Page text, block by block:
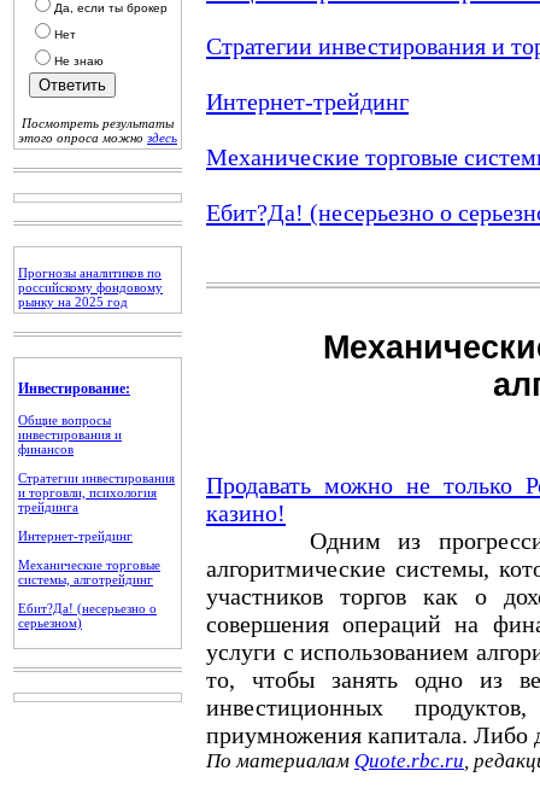
Да, если ты брокер
Нет
Не знаю
Посмотреть результаты
этого опроса можно здесь
Прогнозы аналитиков по
российскому фондовому
рынку на 2025 год
Инвестирование:
Общие вопросы
инвестирования и
финансов
Стратегии инвестирования
и торговли, психология
трейдинга
Интернет-трейдинг
Механические торговые
системы, алготрейдинг
Ебит?Да! (несерьезно о
серьезном)
Стратегии инвестирования и
Интернет-трейдинг
Механические торговые
Ебит?Да! (несерьезно о
Продавать можно не только
казино!
Одним из
алгоритмические системы,
участников торгов как о
совершения операций на
услуги с использованием
то, чтобы занять одно из
инвестиционных
приумножения капитала. Либо
По материалам Quote.rbc.ru,